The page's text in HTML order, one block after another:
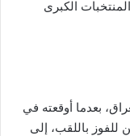
الكبرى
بعدما أوقعته في
باللقب، إلى